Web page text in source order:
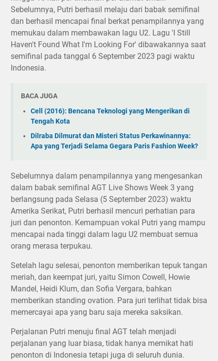
Sebelumnya, Putri berhasil melaju dari babak semifinal
dan berhasil mencapai final berkat penampilannya yang
memukau dalam membawakan lagu U2. Lagu 'I Still
Haven't Found What I'm Looking For' dibawakannya saat
semifinal pada tanggal 6 September 2023 pagi waktu
Indonesia.
BACA JUGA
Cell (2016): Bencana Teknologi yang Mengerikan di
Tengah Kota
Dilraba Dilmurat dan Misteri Status Perkawinannya:
Apa yang Terjadi Selama Gegara Paris Fashion Week?
Sebelumnya dalam penampilannya yang mengesankan
dalam babak semifinal AGT Live Shows Week 3 yang
berlangsung pada Selasa (5 September 2023) waktu
Amerika Serikat, Putri berhasil mencuri perhatian para
juri dan penonton. Kemampuan vokal Putri yang mampu
mencapai nada tinggi dalam lagu U2 membuat semua
orang merasa terpukau.
Setelah lagu selesai, penonton memberikan tepuk tangan
meriah, dan keempat juri, yaitu Simon Cowell, Howie
Mandel, Heidi Klum, dan Sofia Vergara, bahkan
memberikan standing ovation. Para juri terlihat tidak bisa
memercayai apa yang baru saja mereka saksikan.
Perjalanan Putri menuju final AGT telah menjadi
perjalanan yang luar biasa, tidak hanya memikat hati
penonton di Indonesia tetapi juga di seluruh dunia.